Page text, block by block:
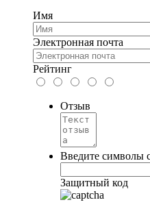
Имя
Электронная почта
Рейтинг
Отзыв
Введите символы
Защитный код